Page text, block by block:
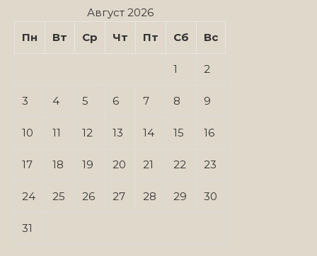
Август 2026
Пн
Вт Ср Чт Пт Сб Вс
1 2
3 4 5 6 7 8 9
10 11 12 13 14 15 16
17 18 19 20 21 22 23
24 25 26 27 28 29 30
31